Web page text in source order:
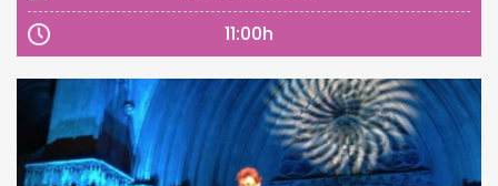
11:00h